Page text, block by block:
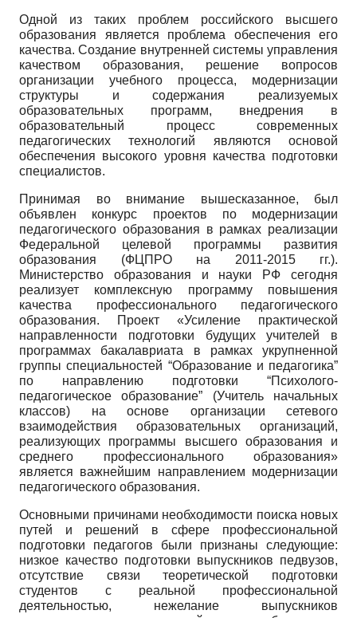
Одной из таких проблем российского высшего
образования является проблема обеспечения его
качества. Создание внутренней системы управления
качеством образования, решение вопросов
организации учебного процесса, модернизации
структуры и содержания реализуемых
образовательных программ, внедрения в
образовательный процесс современных
педагогических технологий являются основой
обеспечения высокого уровня качества подготовки
специалистов.
Принимая во внимание вышесказанное, был
объявлен конкурс проектов по модернизации
педагогического образования в рамках реализации
Федеральной целевой программы развития
образования (ФЦПРО на 2011-2015 гг.).
Министерство образования и науки РФ сегодня
реализует комплексную программу повышения
качества профессионального педагогического
образования. Проект «Усиление практической
направленности подготовки будущих учителей в
программах бакалавриата в рамках укрупненной
группы специальностей “Образование и педагогика”
по направлению подготовки “Психолого-
педагогическое образование” (Учитель начальных
классов) на основе организации сетевого
взаимодействия образовательных организаций,
реализующих программы высшего образования и
среднего профессионального образования»
является важнейшим направлением модернизации
педагогического образования.
Основными причинами необходимости поиска новых
путей и решений в сфере профессиональной
подготовки педагогов были признаны следующие:
низкое качество подготовки выпускников педвузов,
отсутствие связи теоретической подготовки
студентов с реальной профессиональной
деятельностью, нежелание выпускников